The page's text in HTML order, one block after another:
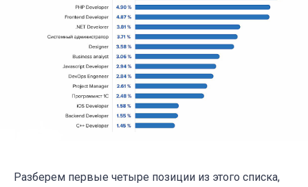
Разберем первые четыре позиции из этого списка,